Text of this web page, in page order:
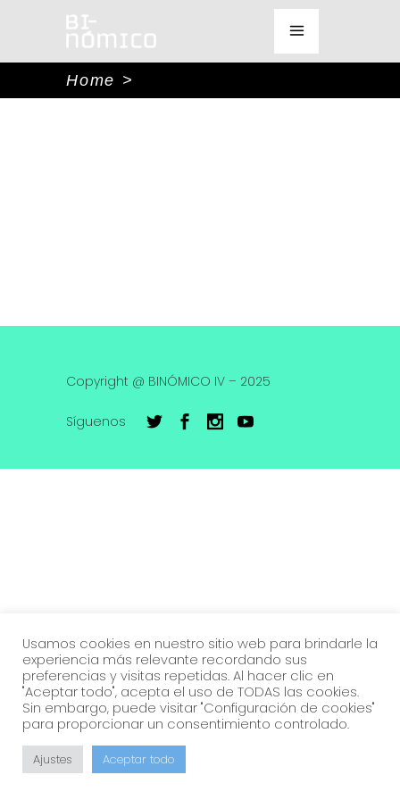
Home >
Copyright @ BINÓMICO IV – 2025
Síguenos
Usamos cookies en nuestro sitio web para brindarle la
experiencia más relevante recordando sus
preferencias y visitas repetidas. Al hacer clic en
"Aceptar todo", acepta el uso de TODAS las cookies.
Sin embargo, puede visitar "Configuración de cookies"
para proporcionar un consentimiento controlado.
Ajustes Aceptar todo